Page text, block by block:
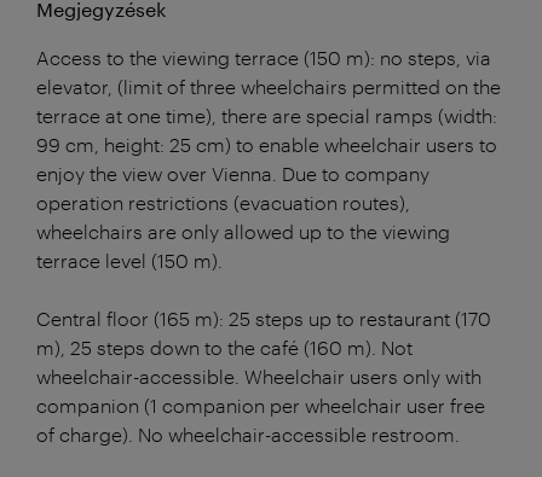
Megjegyzések
Access to the viewing terrace (150 m): no steps, via
elevator, (limit of three wheelchairs permitted on the
terrace at one time), there are special ramps (width:
99 cm, height: 25 cm) to enable wheelchair users to
enjoy the view over Vienna. Due to company
operation restrictions (evacuation routes),
wheelchairs are only allowed up to the viewing
terrace level (150 m).
Central floor (165 m): 25 steps up to restaurant (170
m), 25 steps down to the café (160 m). Not
wheelchair-accessible. Wheelchair users only with
companion (1 companion per wheelchair user free
of charge). No wheelchair-accessible restroom.